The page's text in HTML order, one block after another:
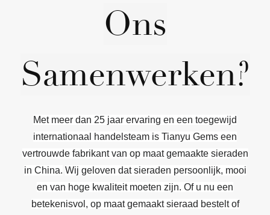
Ons
Samenwerken?
Met meer dan 25 jaar ervaring en een toegewijd
internationaal handelsteam is Tianyu Gems een
vertrouwde fabrikant van op maat gemaakte sieraden
in China. Wij geloven dat sieraden persoonlijk, mooi
en van hoge kwaliteit moeten zijn. Of u nu een
betekenisvol, op maat gemaakt sieraad bestelt of